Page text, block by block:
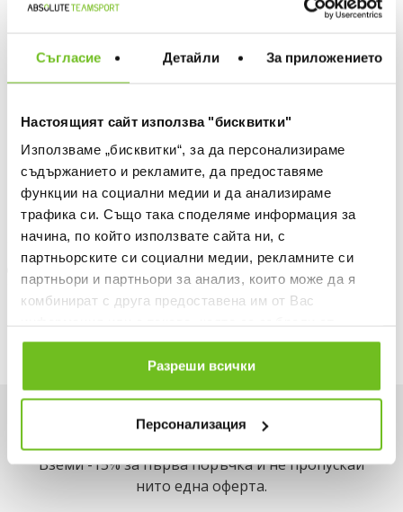
Съгласие Детайли За приложението
Настоящият сайт използва "бисквитки"
Използваме „бисквитки“, за да персонализираме
съдържанието и рекламите, да предоставяме
функции на социални медии и да анализираме
трафика си. Също така споделяме информация за
начина, по който използвате сайта ни, с
партньорските си социални медии, рекламните си
партньори и партньори за анализ, които може да я
комбинират с друга предоставена им от Вас
ползването от Ваша страна на услугите им.
Разреши всички
Персонализация
ВИЖ ПОВЕЧЕ
30 ДНИ БЕЗПЛАТНО ВРЪЩАНЕ
Информация за продукта
Описание
Доставка
Наличност в магазините
Искаш да си първи в списъка ни?
Вземи -15% за първа поръчка и не пропускай
нито една оферта.